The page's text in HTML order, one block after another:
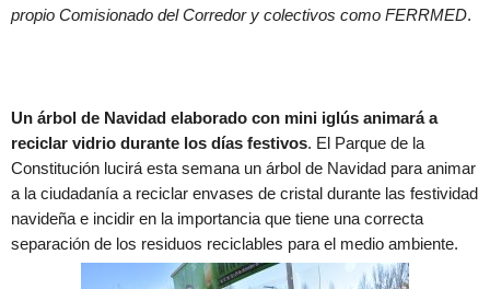
propio Comisionado del Corredor y colectivos como FERRMED.
Un árbol de Navidad elaborado con mini iglús animará a
reciclar vidrio durante los días festivos. El Parque de la
Constitución lucirá esta semana un árbol de Navidad para animar
a la ciudadanía a reciclar envases de cristal durante las festividad
navideña e incidir en la importancia que tiene una correcta
separación de los residuos reciclables para el medio ambiente.